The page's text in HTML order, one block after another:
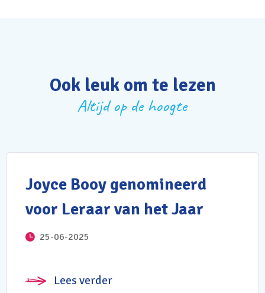
Ook leuk om te lezen
Altijd op de hoogte
Joyce Booy genomineerd
voor Leraar van het Jaar
25-06-2025
Lees verder